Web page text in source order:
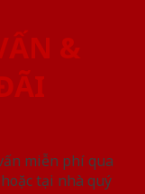
&
miễn phí qua
tại nhà quý